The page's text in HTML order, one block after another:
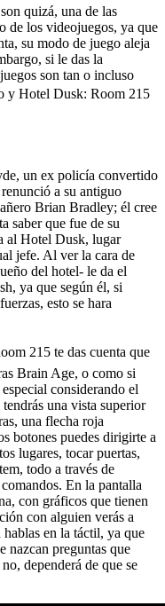
quizá, una de las
de los videojuegos, ya que
su modo de juego aleja
si le das la
son tan o incluso
Hotel Dusk: Room 215
un ex policía convertido
a su antiguo
Brian Bradley; él cree
saber que fue de su
al Hotel Dusk, lugar
jefe. Al ver la cara de
del hotel- le da el
ya que según él, si
esto se hara
215 te das cuenta que
Brain Age, o como si
considerando el
una vista superior
una flecha roja
botones puedes dirigirte a
lugares, tocar puertas,
todo a través de
En la pantalla
con gráficos que tienen
con alguien verás a
en la táctil, ya que
nazcan preguntas que
dependerá de que se